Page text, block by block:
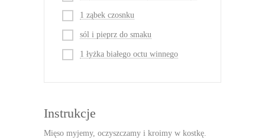
1 ząbek czosnku
sól i pieprz do smaku
1 łyżka białego octu winnego
Instrukcje
Mięso myjemy, oczyszczamy i kroimy w kostkę.